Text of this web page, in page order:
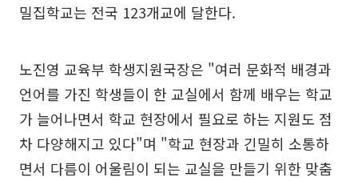
밀집학교는 전국 123개교에 달한다.
노진영 교육부 학생지원국장은 "여러 문화적 배경과
언어를 가진 학생들이 한 교실에서 함께 배우는 학교
가 늘어나면서 학교 현장에서 필요로 하는 지원도 점
차 다양해지고 있다"며 "학교 현장과 긴밀히 소통하
면서 다름이 어울림이 되는 교실을 만들기 위한 맞춤